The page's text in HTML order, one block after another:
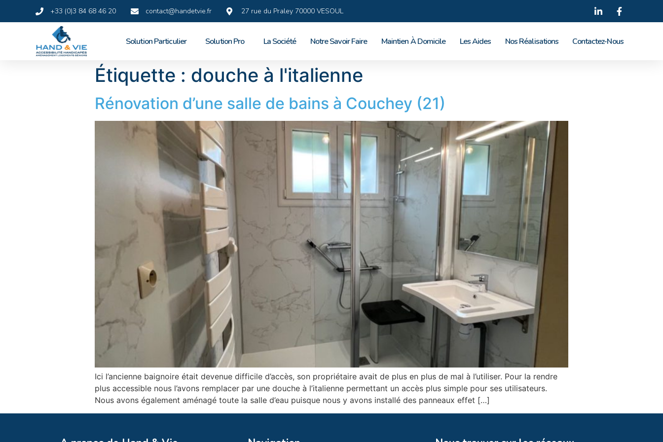
+33 (0)3 84 68 46 20 contact@handetvie.fr 27 rue du Praley 70000 VESOUL
Solution Particulier Solution Pro La Société Notre Savoir Faire Maintien À Domicile Les Aides Nos Réalisations Contactez-Nous
Étiquette : douche à l'italienne
Rénovation d’une salle de bains à Couchey (21)
Ici l’ancienne baignoire était devenue difficile d’accès, son propriétaire avait de plus en plus de mal à l’utiliser. Pour la rendre
plus accessible nous l’avons remplacer par une douche à l’italienne permettant un accès plus simple pour ses utilisateurs.
Nous avons également aménagé toute la salle d’eau puisque nous y avons installé des panneaux effet […]